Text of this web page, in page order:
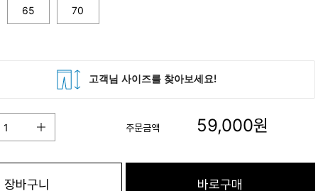
65 70
주문금액 59,000원
장바구니 바로구매